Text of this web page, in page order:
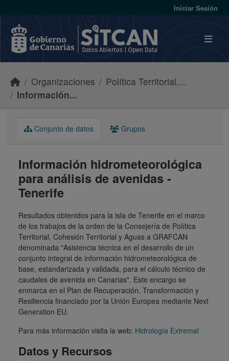
Iniciar Sesión
Organizaciones
Política Territorial,...
Información...
Conjunto de datos Grupos
Información hidrometeorológica
para análisis de avenidas -
Tenerife
Resultados obtenidos para la isla de Tenerife en el marco
de los trabajos de la orden de la Consejería de Política
Territorial, Cohesión Territorial y Aguas a GRAFCAN
denominada "Asistencia técnica en el desarrollo de un
conjunto integral de información hidrometeorológica de
base, estandarizada y validada, para el cálculo técnico de
caudales de avenida en Canarias". Este encargo se
enmarca en el Plan de Recuperación, Transformación y
Resiliencia financiado por la Unión Europea mediante Next
Generation EU.
Para más información visita la web: Hidrología Extremal
Datos y Recursos